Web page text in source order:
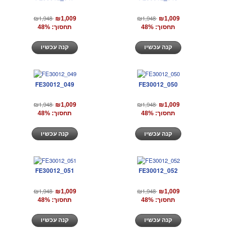
₪1,948 ₪1,009
תחסוך: 48%
₪1,948 ₪1,009
תחסוך: 48%
FE30012_049
₪1,948 ₪1,009
תחסוך: 48%
FE30012_050
₪1,948 ₪1,009
תחסוך: 48%
FE30012_051
₪1,948 ₪1,009
תחסוך: 48%
FE30012_052
₪1,948 ₪1,009
תחסוך: 48%